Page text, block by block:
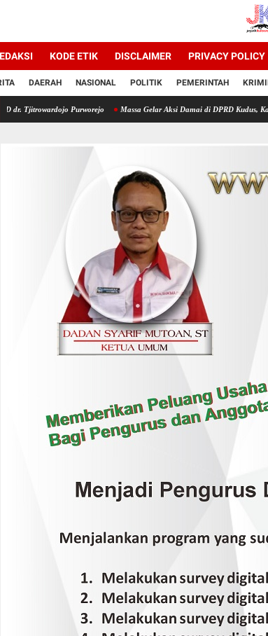
KODE ETIK DISCLAIMER PRIVACY POLICY
DAERAH NASIONAL POLITIK PEMERINTAH
Purworejo Massa Gelar Aksi Damai di DPRD Kudus, Kapolres Apresiasi